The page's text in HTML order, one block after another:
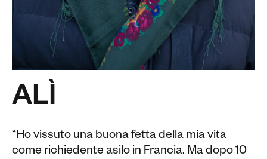
ALÌ
“Ho vissuto una buona fetta della mia vita
come richiedente asilo in Francia. Ma dopo 10